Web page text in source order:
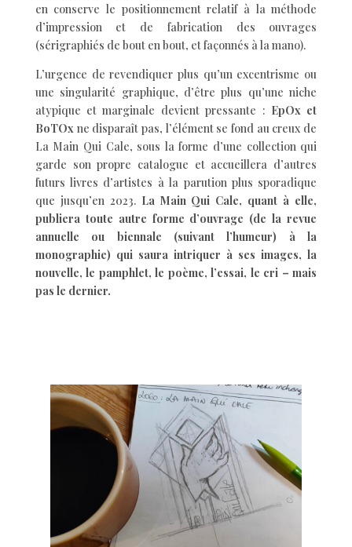
en conserve le positionnement relatif à la méthode
d’impression et de fabrication des ouvrages
(sérigraphiés de bout en bout, et façonnés à la mano).
L’urgence de revendiquer plus qu’un excentrisme ou
une singularité graphique, d’être plus qu’une niche
atypique et marginale devient pressante : EpOx et
BoTOx ne disparaît pas, l’élément se fond au creux de
La Main Qui Cale, sous la forme d’une collection qui
garde son propre catalogue et accueillera d’autres
futurs livres d’artistes à la parution plus sporadique
que jusqu’en 2023. La Main Qui Cale, quant à elle,
publiera toute autre forme d’ouvrage (de la revue
annuelle ou biennale (suivant l’humeur) à la
monographie) qui saura intriquer à ses images, la
nouvelle, le pamphlet, le poème, l’essai, le cri – mais
pas le dernier.